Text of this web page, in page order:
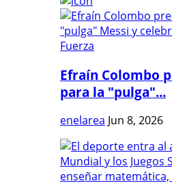
Efraín Colombo
para la "pulga"...
enelarea Jun 8, 2026